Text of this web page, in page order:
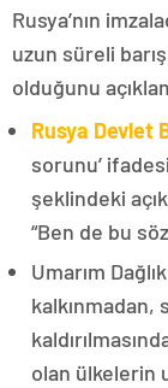
Rusya’nın
uzun süreli
olduğunu
Rusya Devlet
sorunu’
şeklindeki
“Ben de bu
Umarım
kalkınmadan,
olan ülkelerin